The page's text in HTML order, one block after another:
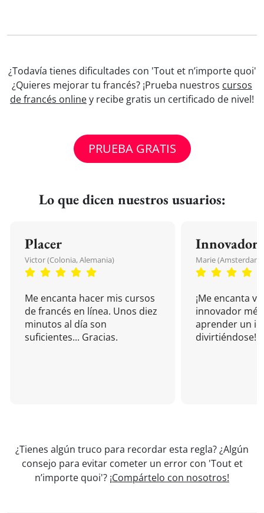
¿Todavía tienes dificultades con 'Tout et n’importe quoi'
¿Quieres mejorar tu francés? ¡Prueba nuestros cursos
de francés onliney recibe gratis un certificado de nivel!
PRUEBA GRATIS
Lo que dicen nuestros usuarios:
Placer
Victor (Colonia, Alemania)
Me encanta hacer mis cursos
de francés en línea. Unos diez
minutos al día son
suficientes... Gracias.
Innovador
Marie (Amsterdam,
¡Me encanta
innovador
aprender un
divirtiéndose!
¿Tienes algún truco para recordar esta regla? ¿Algún
consejo para evitar cometer un error con 'Tout et
n’importe quoi'? ¡Compártelo con nosotros!